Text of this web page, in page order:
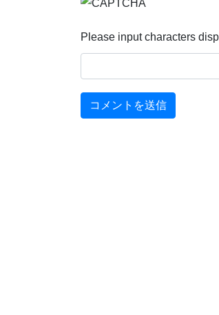
Please input characters